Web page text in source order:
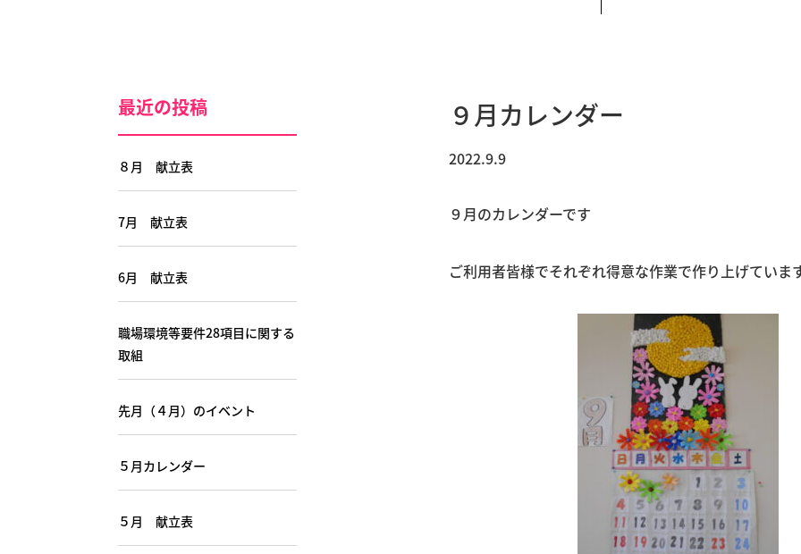
９月カレンダー
2022.9.9
９月のカレンダーです
ご利用者皆様でそれぞれ得意な作業で作り上げていま
最近の投稿
８月 献立表
7月 献立表
6月 献立表
職場環境等要件28項目に関する
取組
先月（４月）のイベント
５月カレンダー
５月 献立表